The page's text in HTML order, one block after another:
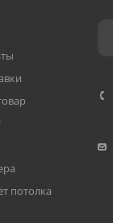
потолка